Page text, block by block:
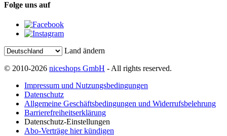
Folge uns auf
Land ändern
© 2010-2026 niceshops GmbH - All rights reserved.
Impressum und Nutzungsbedingungen
Datenschutz
Allgemeine Geschäftsbedingungen und Widerrufsbelehrung
Barrierefreiheitserklärung
Datenschutz-Einstellungen
Abo-Verträge hier kündigen